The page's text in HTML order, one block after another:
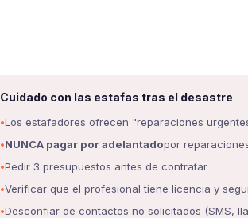
Cuidado con las estafas tras el desastre
Los estafadores ofrecen "reparaciones
NUNCA pagar por adelantadopor
Pedir 3 presupuestos antes de contratar
Verificar que el profesional tiene licencia y
Desconfiar de contactos no solicitados (SMS,